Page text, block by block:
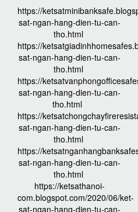
https://
sat-ngan-hang-dien-tu-can-
tho.html
https://
sat-ngan-hang-dien-tu-can-
tho.html
https://
sat-ngan-hang-dien-tu-can-
tho.html
https://
sat-ngan-hang-dien-tu-can-
tho.html
https://
sat-ngan-hang-dien-tu-can-
tho.html
https://ketsathanoi-
com.blogspot.com/2020/06/ket-
sat-ngan-hang-dien-tu-can-